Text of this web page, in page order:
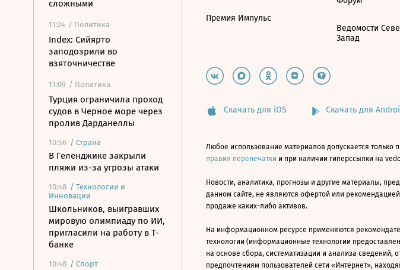
сложными
11:24 / Политика
Index: Сийярто
заподозрили во
взяточничестве
11:09 / Политика
Турция ограничила проход
судов в Черное море через
пролив Дарданеллы
10:56 / Страна
В Геленджике закрыли
пляжи из-за угрозы атаки
10:48 / Технологии и
Инновации
Школьников, выигравших
мировую олимпиаду по ИИ,
пригласили на работу в Т-
банке
10:48 / Спорт
Премия Импульс
Ведомости
Запад
Скачать для iOS Скачать для
Любое использование материалов допускается только
правил перепечатки и при наличии гиперссылки на
Новости, аналитика, прогнозы и другие материалы,
данном сайте, не являются офертой или рекомендацией
продаже каких-либо активов.
На информационном ресурсе применяются
технологии (информационные технологии
на основе сбора, систематизации и анализа сведений,
предпочтениям пользователей сети «Интернет»,